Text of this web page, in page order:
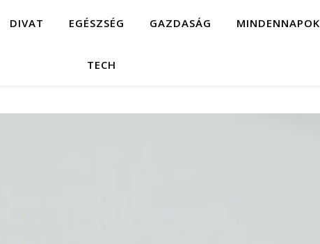
DIVAT EGÉSZSÉG GAZDASÁG MINDENNAPOK
TECH